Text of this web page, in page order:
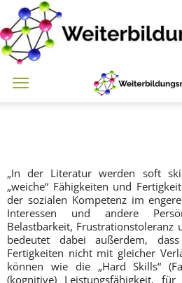
„In der Literatur werden soft
„weiche“ Fähigkeiten und
der sozialen Kompetenz im
Interessen und andere
Belastbarkeit, Frustrationstoleranz
bedeutet dabei außerdem,
Fertigkeiten nicht mit gleicher
können wie die „Hard Skills“
(kognitive) Leistungsfähigkeit,